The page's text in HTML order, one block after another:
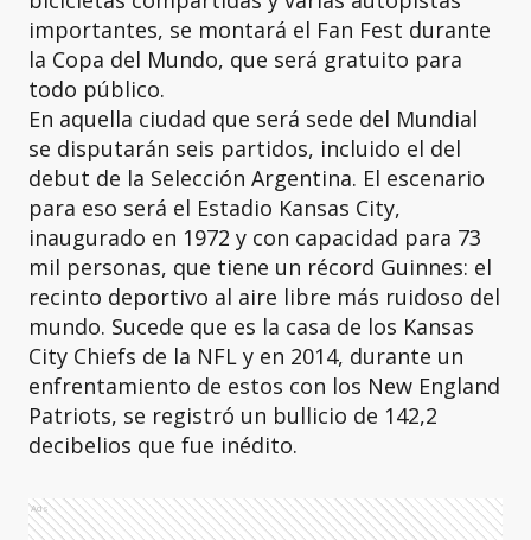
importantes, se montará el Fan Fest durante
la Copa del Mundo, que será gratuito para
todo público.
En aquella ciudad que será sede del Mundial
se disputarán seis partidos, incluido el del
debut de la Selección Argentina. El escenario
para eso será el Estadio Kansas City,
inaugurado en 1972 y con capacidad para 73
mil personas, que tiene un récord Guinnes: el
recinto deportivo al aire libre más ruidoso del
mundo. Sucede que es la casa de los Kansas
City Chiefs de la NFL y en 2014, durante un
enfrentamiento de estos con los New England
Patriots, se registró un bullicio de 142,2
decibelios que fue inédito.
Ads